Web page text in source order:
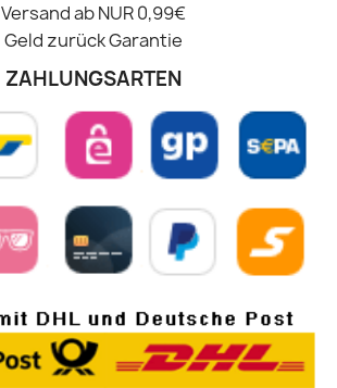
Versand ab NUR 0,99€
Geld zurück Garantie
ZAHLUNGSARTEN